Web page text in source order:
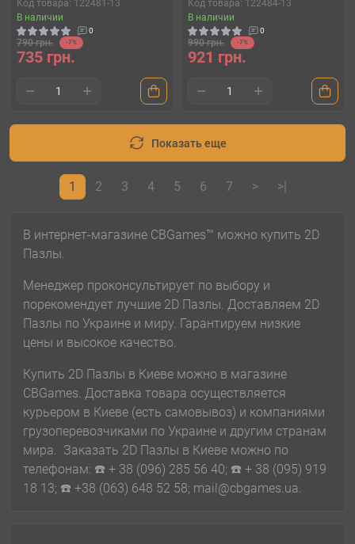
Код товара: 122481-13
В наличии
0
790 грн. -7%
735 грн.
Код товара: 122484-13
В наличии
0
990 грн. -7%
921 грн.
Показать еще
1 2 3 4 5 6 7 > >|
В интернет-магазине CBGames™ можно купить 2D
Пазлы.
Менеджер проконсультирует по выбору и
порекомендует лучшие 2D Пазлы. Доставляем 2D
Пазлы по Украине и миру. Гарантируем низкие
цены и высокое качество.
Купить 2D Пазлы в Киеве можно в магазине
CBGames. Доставка товара осуществляется
курьером в Киеве (есть самовывоз) и компаниями
грузоперевозчиками по Украине и другим странам
мира. Заказать 2D Пазлы в Киеве можно по
телефонам: ☎️ + 38 (096) 285 56 40; ☎️ + 38 (095) 919
18 13; ☎️ +38 (063) 648 52 58; mail@cbgames.ua.